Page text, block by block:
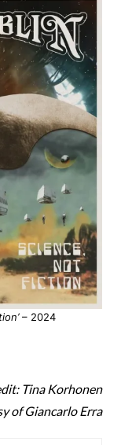
– 2024
Tina Korhonen
of Giancarlo Erra